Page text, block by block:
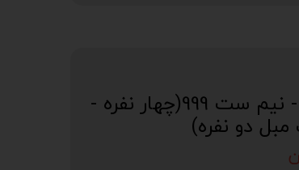
مبل راحتی طوسی و صورتی - نیم ست 999(چهار نفره -
دو نفره)